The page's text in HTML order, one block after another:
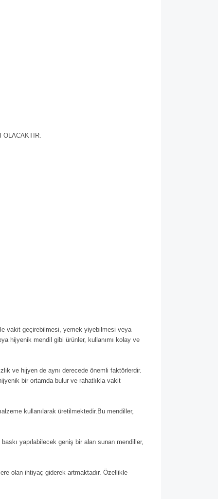
OLACAKTIR.
vakit geçirebilmesi, yemek yiyebilmesi veya
hijyenik mendil gibi ürünler, kullanımı kolay ve
ve hijyen de aynı derecede önemli faktörlerdir.
bir ortamda bulur ve rahatlıkla vakit
kullanılarak üretilmektedir.Bu mendiller,
yapılabilecek geniş bir alan sunan mendiller,
olan ihtiyaç giderek artmaktadır. Özellikle